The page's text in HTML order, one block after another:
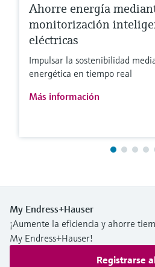
Ahorre energía
monitorización
eléctricas
Impulsar la sostenibilidad
energética en tiempo real
Más información
My Endress+Hauser
¡Aumente la eficiencia y ahorre
My Endress+Hauser!
Registrarse